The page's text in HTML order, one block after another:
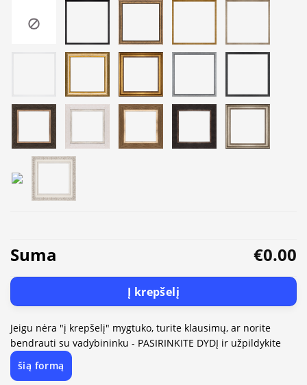
Suma €0.00
Į krepšelį
Jeigu nėra "į krepšelį" mygtuko, turite klausimų, ar norite
bendrauti su vadybininku - PASIRINKITE DYDĮ ir užpildykite
šią formą